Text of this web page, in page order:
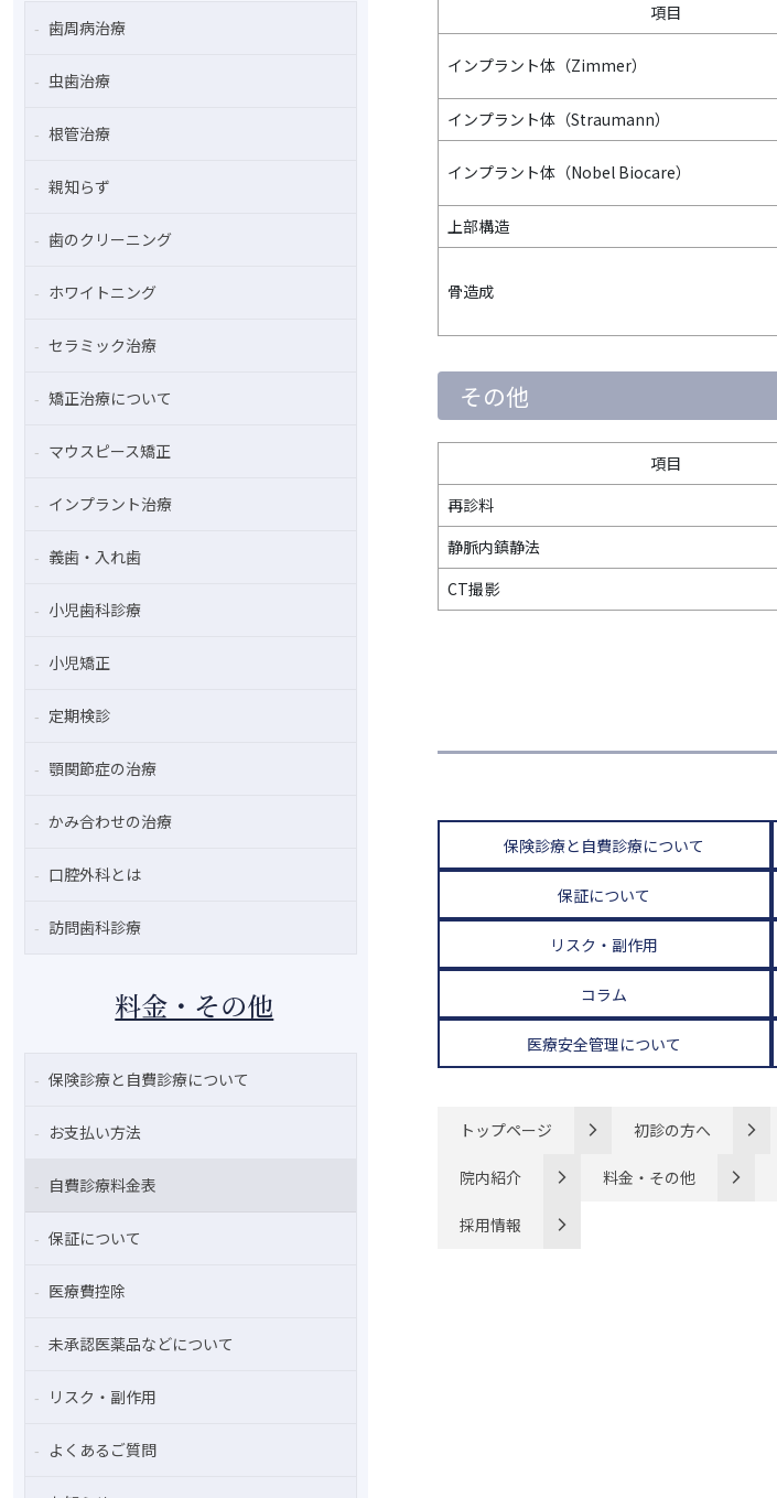
項目
インプラント体（Zimmer）
インプラント体（Straumann）
インプラント体（Nobel Biocare）
上部構造
骨造成
その他
項目
再診料
静脈内鎮静法
CT撮影
保険診療と自費診療について
保証について
リスク・副作用
コラム
医療安全管理について
トップページ 初診の方へ
院内紹介 料金・その他
採用情報
歯周病治療
虫歯治療
根管治療
親知らず
歯のクリーニング
ホワイトニング
セラミック治療
矯正治療について
マウスピース矯正
インプラント治療
義歯・入れ歯
小児歯科診療
小児矯正
定期検診
顎関節症の治療
かみ合わせの治療
口腔外科とは
訪問歯科診療
料金・その他
保険診療と自費診療について
お支払い方法
自費診療料金表
保証について
医療費控除
未承認医薬品などについて
リスク・副作用
よくあるご質問